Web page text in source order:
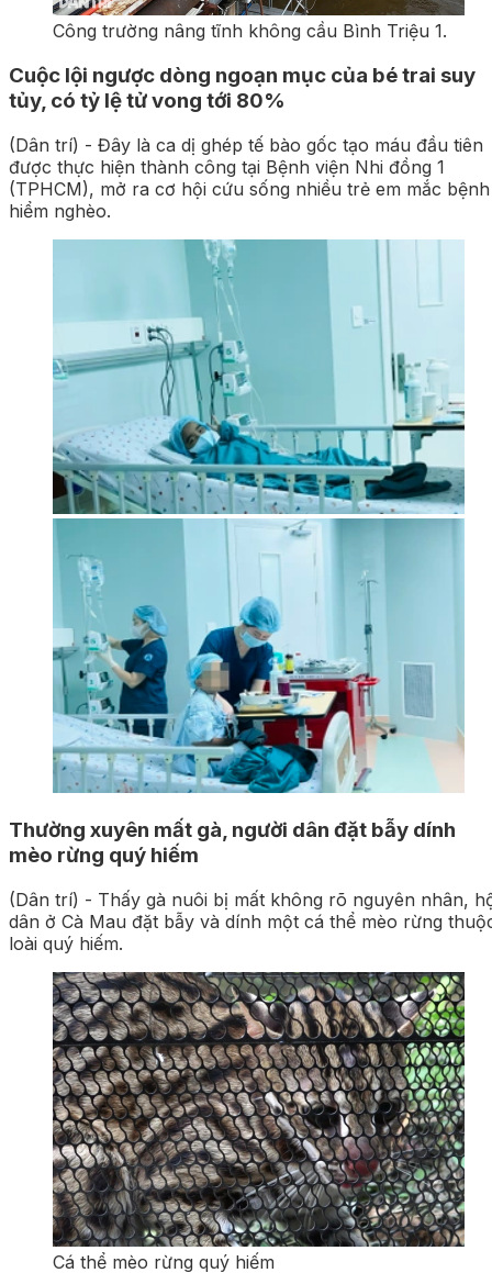
Công trường nâng tĩnh không cầu Bình Triệu 1.
Cuộc lội ngược dòng ngoạn mục của bé trai suy
tủy, có tỷ lệ tử vong tới 80%
(Dân trí) - Đây là ca dị ghép tế bào gốc tạo máu đầu tiên
được thực hiện thành công tại Bệnh viện Nhi đồng 1
(TPHCM), mở ra cơ hội cứu sống nhiều trẻ em mắc bệnh
hiểm nghèo.
Thường xuyên mất gà, người dân đặt bẫy dính
mèo rừng quý hiếm
(Dân trí) - Thấy gà nuôi bị mất không rõ nguyên nhân, hộ
dân ở Cà Mau đặt bẫy và dính một cá thể mèo rừng thuộc
loài quý hiếm.
Cá thể mèo rừng quý hiếm